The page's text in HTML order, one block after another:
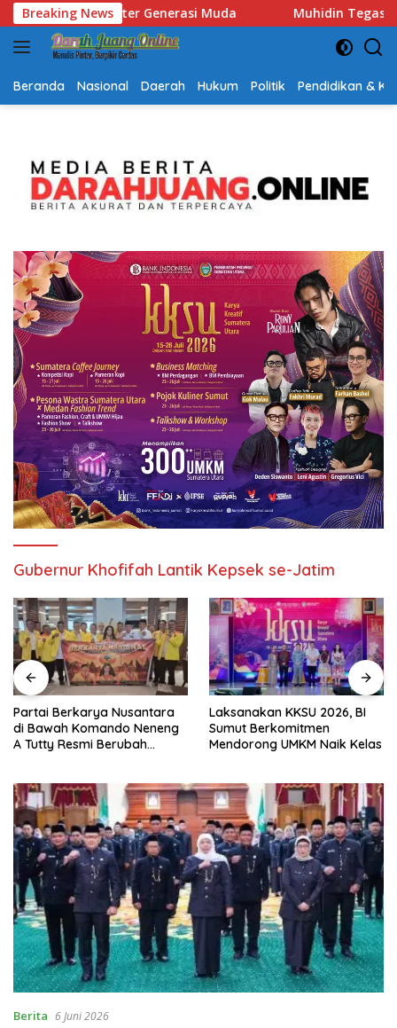
Langsung
ke
konten
Breaking News
Muhidin Tegaskan Penempatan Pejabat Kalsel Berbasis
Beranda Nasional Daerah Hukum Politik Pendidikan &
Gubernur Khofifah Lantik Kepsek se-Jatim
Partai Berkarya Nusantara
di Bawah Komando Neneng
A Tutty Resmi Berubah
Laksanakan KKSU 2026, BI
Sumut Berkomitmen
Mendorong UMKM Naik Kelas
Berita 6 Juni 2026